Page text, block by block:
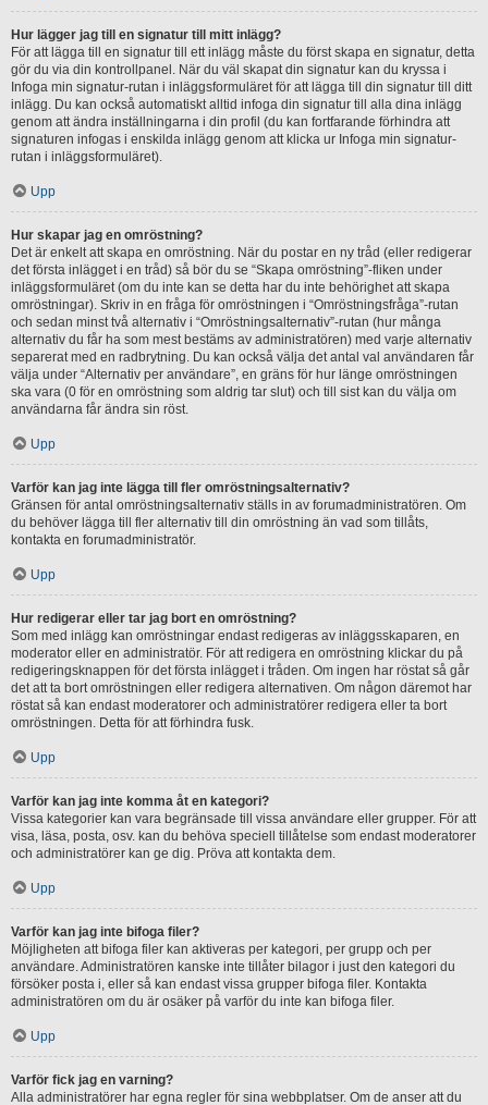
Hur lägger jag till en signatur till mitt inlägg?
För att lägga till en signatur till ett inlägg måste du först skapa en signatur, detta
gör du via din kontrollpanel. När du väl skapat din signatur kan du kryssa i
Infoga min signatur-rutan i inläggsformuläret för att lägga till din signatur till ditt
inlägg. Du kan också automatiskt alltid infoga din signatur till alla dina inlägg
genom att ändra inställningarna i din profil (du kan fortfarande förhindra att
signaturen infogas i enskilda inlägg genom att klicka ur Infoga min signatur-
rutan i inläggsformuläret).
Upp
Hur skapar jag en omröstning?
Det är enkelt att skapa en omröstning. När du postar en ny tråd (eller redigerar
det första inlägget i en tråd) så bör du se “Skapa omröstning”-fliken under
inläggsformuläret (om du inte kan se detta har du inte behörighet att skapa
omröstningar). Skriv in en fråga för omröstningen i “Omröstningsfråga”-rutan
och sedan minst två alternativ i “Omröstningsalternativ”-rutan (hur många
alternativ du får ha som mest bestäms av administratören) med varje alternativ
separerat med en radbrytning. Du kan också välja det antal val användaren får
välja under “Alternativ per användare”, en gräns för hur länge omröstningen
ska vara (0 för en omröstning som aldrig tar slut) och till sist kan du välja om
användarna får ändra sin röst.
Upp
Varför kan jag inte lägga till fler omröstningsalternativ?
Gränsen för antal omröstningsalternativ ställs in av forumadministratören. Om
du behöver lägga till fler alternativ till din omröstning än vad som tillåts,
kontakta en forumadministratör.
Upp
Hur redigerar eller tar jag bort en omröstning?
Som med inlägg kan omröstningar endast redigeras av inläggsskaparen, en
moderator eller en administratör. För att redigera en omröstning klickar du på
redigeringsknappen för det första inlägget i tråden. Om ingen har röstat så går
det att ta bort omröstningen eller redigera alternativen. Om någon däremot har
röstat så kan endast moderatorer och administratörer redigera eller ta bort
omröstningen. Detta för att förhindra fusk.
Upp
Varför kan jag inte komma åt en kategori?
Vissa kategorier kan vara begränsade till vissa användare eller grupper. För att
visa, läsa, posta, osv. kan du behöva speciell tillåtelse som endast moderatorer
och administratörer kan ge dig. Pröva att kontakta dem.
Upp
Varför kan jag inte bifoga filer?
Möjligheten att bifoga filer kan aktiveras per kategori, per grupp och per
användare. Administratören kanske inte tillåter bilagor i just den kategori du
försöker posta i, eller så kan endast vissa grupper bifoga filer. Kontakta
administratören om du är osäker på varför du inte kan bifoga filer.
Upp
Varför fick jag en varning?
Alla administratörer har egna regler för sina webbplatser. Om de anser att du